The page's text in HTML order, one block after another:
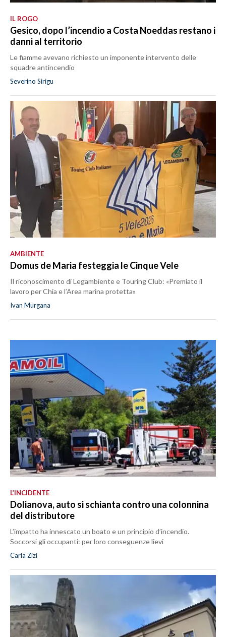
IL ROGO
Gesico, dopo l’incendio a Costa Noeddas restano i
danni al territorio
Le fiamme avevano richiesto un imponente intervento delle
squadre antincendio
Severino Sirigu
AMBIENTE
Domus de Maria festeggia le Cinque Vele
Il riconoscimento di Legambiente e Touring Club: «Premiato il
lavoro per Chia e l’Area marina protetta»
Ivan Murgana
L’INCIDENTE
Dolianova, auto si schianta contro una colonnina
del distributore
L’impatto ha innescato un boato e un principio d’incendio.
Soccorsi gli occupanti: per loro conseguenze lievi
Carla Zizi